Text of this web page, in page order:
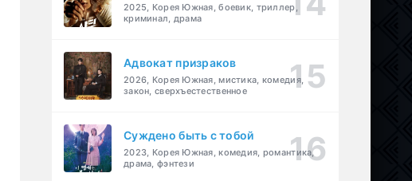
2025, Корея Южная, боевик, триллер,
криминал, драма
Адвокат призраков
2026, Корея Южная, мистика, комедия,
закон, сверхъестественное
Суждено быть с тобой
2023, Корея Южная, комедия, романтика,
драма, фэнтези